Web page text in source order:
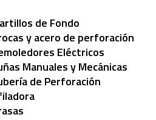
de Fondo
y acero de perforación
Eléctricos
Manuales y Mecánicas
de Perforación